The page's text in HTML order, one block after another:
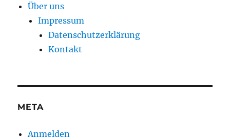
Über uns
Impressum
Datenschutzerklärung
Kontakt
META
Anmelden